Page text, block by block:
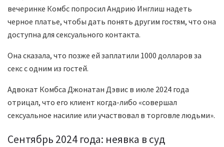
вечеринке Комбс попросил Андрию Инглиш надеть
черное платье, чтобы дать понять другим гостям, что она
доступна для сексуального контакта.
Она сказала, что позже ей заплатили 1000 долларов за
секс с одним из гостей.
Адвокат Комбса Джонатан Дэвис в июле 2024 года
отрицал, что его клиент когда-либо «совершал
сексуальное насилие или участвовал в торговле людьми».
Сентябрь 2024 года: неявка в суд